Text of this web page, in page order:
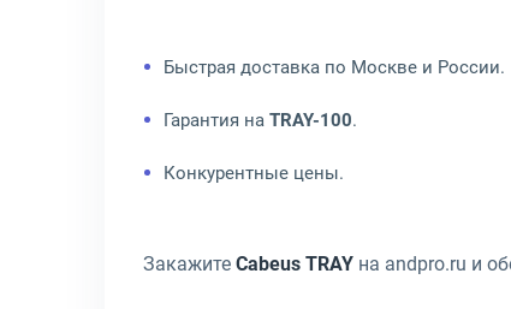
Быстрая доставка по Москве и России.
Гарантия на TRAY-100.
Конкурентные цены.
Закажите Cabeus TRAY на andpro.ru и